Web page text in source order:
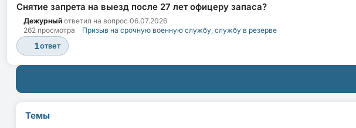
Снятие запрета на выезд после 27 лет офицеру запаса?
Дежурный ответил на вопрос 06.07.2026
262 просмотра
Призыв на срочную военную службу, службу в резерве
1ответ
Темы